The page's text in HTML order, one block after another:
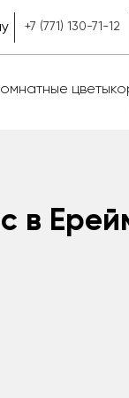
+7 (771) 130-71-12
цветы
в